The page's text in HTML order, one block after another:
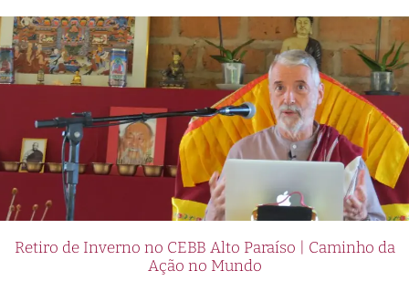
Retiro de Inverno no CEBB Alto Paraíso | Caminho da
Ação no Mundo